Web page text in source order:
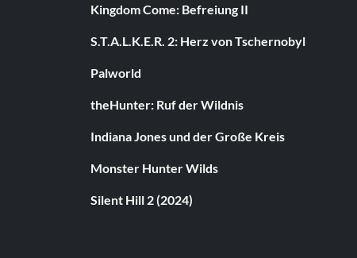
Kingdom Come: Befreiung II
S.T.A.L.K.E.R. 2: Herz von Tschernobyl
Palworld
theHunter: Ruf der Wildnis
Indiana Jones und der Große Kreis
Monster Hunter Wilds
Silent Hill 2 (2024)